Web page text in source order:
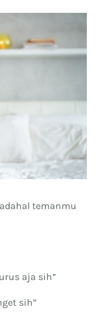
temanmu
aja sih”
sih”